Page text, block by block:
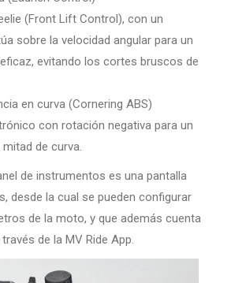
(Front Lift Control), con un
sobre la velocidad angular para un
evitando los cortes bruscos de
en curva (Cornering ABS)
con rotación negativa para un
de curva.
de instrumentos es una pantalla
desde la cual se pueden configurar
de la moto, y que además cuenta
de la MV Ride App.